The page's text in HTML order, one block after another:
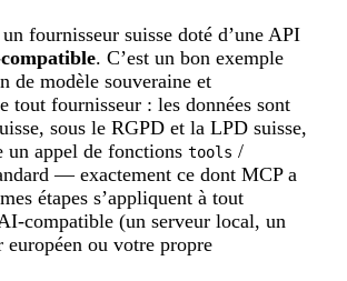
fournisseur suisse doté d’une API
. C’est un bon exemple
de modèle souveraine et
tout fournisseur : les données sont
sous le RGPD et la LPD suisse,
un appel de fonctions tools /
— exactement ce dont MCP a
étapes s’appliquent à tout
compatible (un serveur local, un
européen ou votre propre